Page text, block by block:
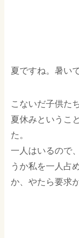
夏ですね。暑い
こないだ子供た
夏休みというこ
た。
一人はいるので
うか私を一人占
か、やたら要求